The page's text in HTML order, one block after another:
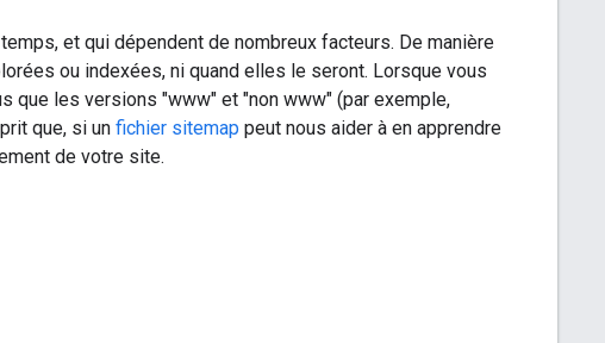
et qui dépendent de nombreux facteurs. De manière
ou indexées, ni quand elles le seront. Lorsque vous
que les versions "www" et "non www" (par exemple,
que, si un fichier sitemap peut nous aider à en apprendre
de votre site.